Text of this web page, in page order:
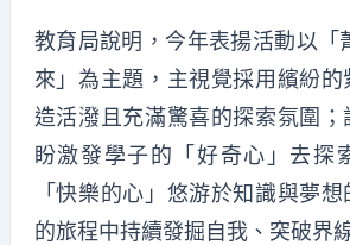
教育局說明，今年表揚活動以「
來」為主題，主視覺採用繽紛
造活潑且充滿驚喜的探索氛圍；
盼激發學子的「好奇心」去探
「快樂的心」悠游於知識與夢
的旅程中持續發掘自我、突破界